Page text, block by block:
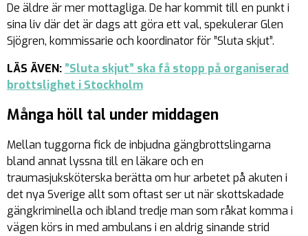
De äldre är mer mottagliga. De har kommit till en punkt i
sina liv där det är dags att göra ett val, spekulerar Glen
Sjögren, kommissarie och koordinator för ”Sluta skjut”.
LÄS ÄVEN: ”Sluta skjut” ska få stopp på organiserad
brottslighet i Stockholm
Många höll tal under middagen
Mellan tuggorna fick de inbjudna gängbrottslingarna
bland annat lyssna till en läkare och en
traumasjuksköterska berätta om hur arbetet på akuten i
det nya Sverige allt som oftast ser ut när skottskadade
gängkriminella och ibland tredje man som råkat komma i
vägen körs in med ambulans i en aldrig sinande strid